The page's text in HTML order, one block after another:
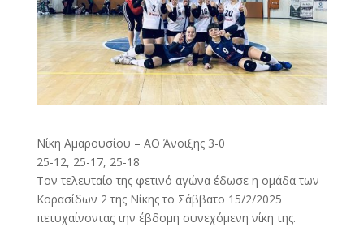
Νίκη Αμαρουσίου – ΑΟ Άνοιξης 3-0
25-12, 25-17, 25-18
Τον τελευταίο της φετινό αγώνα έδωσε η ομάδα των
Κορασίδων 2 της Νίκης το Σάββατο 15/2/2025
πετυχαίνοντας την έβδομη συνεχόμενη νίκη της.